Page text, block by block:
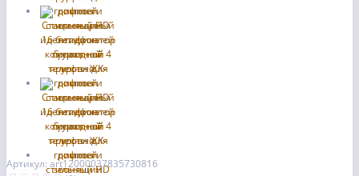
Артикул: art12000037835730816